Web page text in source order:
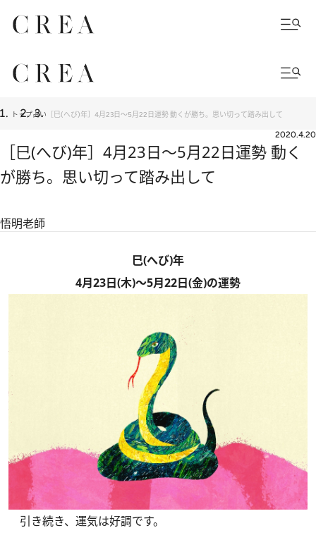
トップ占い ［巳(へび)年］4月23日～5月22日運勢 動くが勝ち。思い切って踏み出して
2020.4.20
［巳(へび)年］4月23日～5月22日運勢 動く
が勝ち。思い切って踏み出して
悟明老師
巳(へび)年
4月23日(木)～5月22日(金)の運勢
引き続き、運気は好調です。